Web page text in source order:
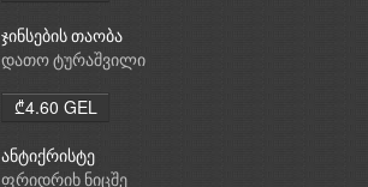
ჯინსების თაობა
დათო ტურაშვილი
₾4.60 GEL
ანტიქრისტე
ფრიდრიხ ნიცშე